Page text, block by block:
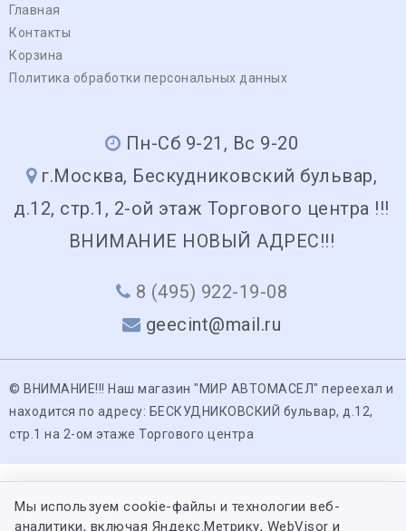
Главная
Контакты
Корзина
Политика обработки персональных данных
Пн-Сб 9-21, Вс 9-20
г.Москва, Бескудниковский бульвар,
д.12, стр.1, 2-ой этаж Торгового центра !!!
ВНИМАНИЕ НОВЫЙ АДРЕС!!!
8 (495) 922-19-08
geecint@mail.ru
© ВНИМАНИЕ!!! Наш магазин "МИР АВТОМАСЕЛ" переехал и
находится по адресу: БЕСКУДНИКОВСКИЙ бульвар, д.12,
стр.1 на 2-ом этаже Торгового центра
Мы используем cookie-файлы и технологии веб-
аналитики, включая Яндекс.Метрику, WebVisor и